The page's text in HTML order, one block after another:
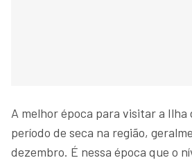
A melhor época para visitar a
período de seca na região,
dezembro. É nessa época que o